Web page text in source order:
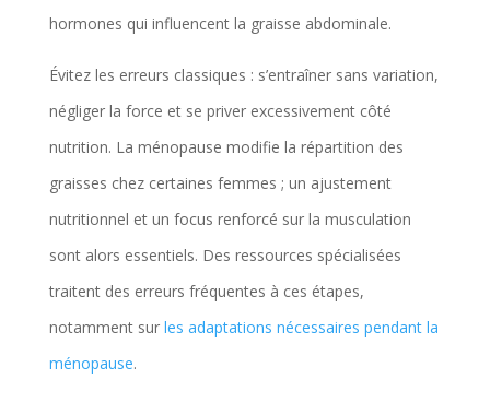
hormones qui influencent la graisse abdominale.
Évitez les erreurs classiques : s’entraîner sans variation,
négliger la force et se priver excessivement côté
nutrition. La ménopause modifie la répartition des
graisses chez certaines femmes ; un ajustement
nutritionnel et un focus renforcé sur la musculation
sont alors essentiels. Des ressources spécialisées
traitent des erreurs fréquentes à ces étapes,
notamment sur les adaptations nécessaires pendant la
ménopause.